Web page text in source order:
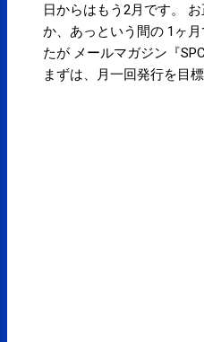
日からはもう2月です。
か、あっという間の 1ヶ
たが メールマガジン『
まずは、月一回発行を目
下の【メールマガジン】